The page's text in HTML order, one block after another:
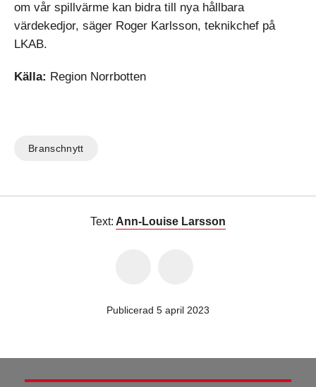
om vår spillvärme kan bidra till nya hållbara
värdekedjor, säger Roger Karlsson, teknikchef på
LKAB.
Källa: Region Norrbotten
Branschnytt
Text: Ann-Louise Larsson
Publicerad 5 april 2023